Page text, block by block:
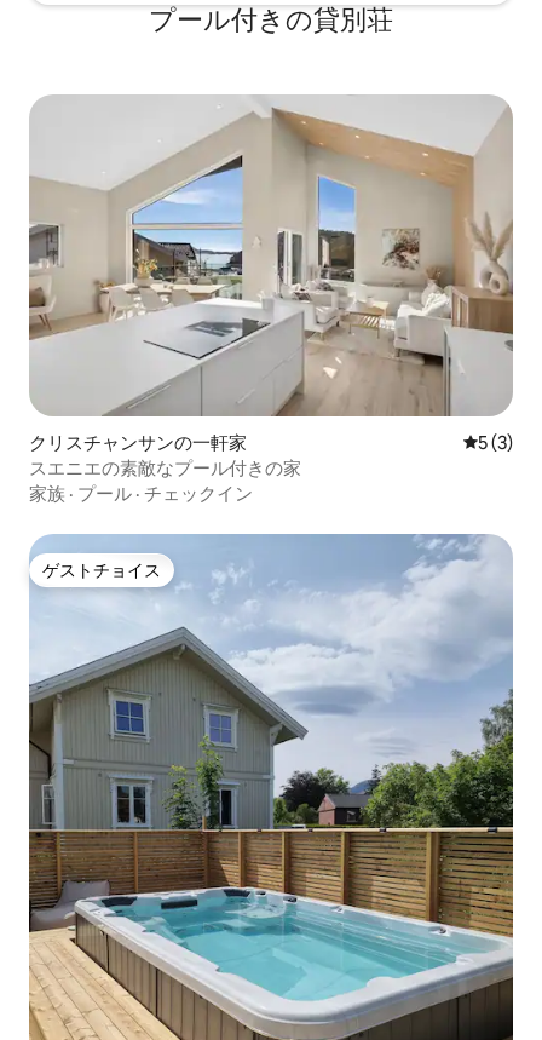
プール付きの貸別荘
クリスチャンサンの一軒家 レビュー
5 (3)
スエニエの素敵なプール付きの家
家族 · プール · チェックイン
ゲストチョイス
ゲストチョイス